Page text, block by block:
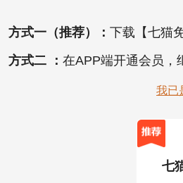
方式一（推荐）： 下载【七猫
方式二 ： 在APP端开通会员，
我已
七